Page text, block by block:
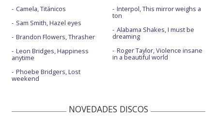
Camela, Titánicos
Sam Smith, Hazel eyes
Brandon Flowers, Thrasher
Leon Bridges, Happiness
anytime
Phoebe Bridgers, Lost
weekend
Interpol, This mirror weighs a
ton
Alabama Shakes, I must be
dreaming
Roger Taylor, Violence insane
in a beautiful world
NOVEDADES DISCOS